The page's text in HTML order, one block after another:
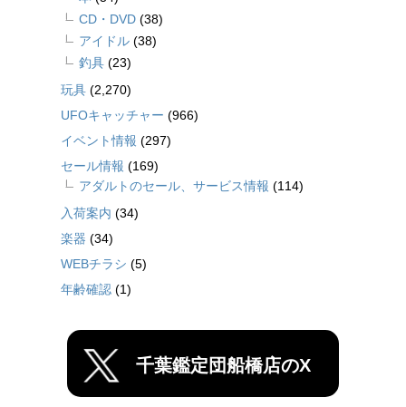
CD・DVD (38)
アイドル (38)
釣具 (23)
玩具 (2,270)
UFOキャッチャー (966)
イベント情報 (297)
セール情報 (169)
アダルトのセール、サービス情報 (114)
入荷案内 (34)
楽器 (34)
WEBチラシ (5)
年齢確認 (1)
千葉鑑定団船橋店のX